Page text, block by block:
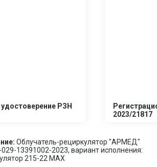
РЗН
2023/21817
Облучатель-рециркулятор "АРМЕД"
13391002-2023, вариант исполнения:
215-22 МАХ